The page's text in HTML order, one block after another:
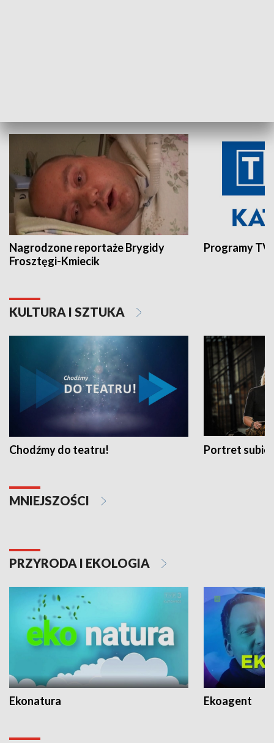
Nagrodzone reportaże Brygidy
Frosztęgi-Kmiecik
Programy
KULTURA I SZTUKA
Chodźmy do teatru! Portret
MNIEJSZOŚCI
PRZYRODA I EKOLOGIA
Ekonatura Ekoagent